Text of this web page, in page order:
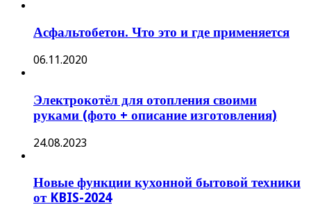
Асфальтобетон. Что это и где применяется
06.11.2020
Электрокотёл для отопления своими
руками (фото + описание изготовления)
24.08.2023
Новые функции кухонной бытовой техники
от KBIS-2024